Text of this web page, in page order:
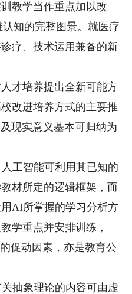
教学当作重点加以改
知的完整图景。就医疗
疗、技术运用兼备的新
才培养提出全新可能方
改进培养方式的主要推
现实意义基本可归纳为
工智能可利用其已知的
材所定的逻辑框架，而
AI所掌握的学习分析方
学重点并安排训练，
促动因素，亦是教育公
抽象理论的内容可由虚